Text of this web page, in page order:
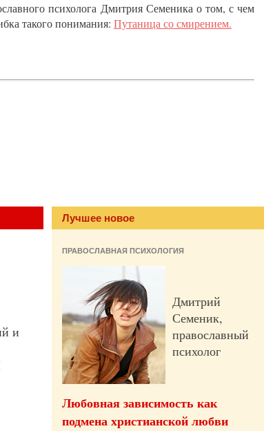
психолога Дмитрия Семеника о том, с чем
такого понимания: Путаница со смирением.
и
Лучшее новое
ПРАВОСЛАВНАЯ ПСИХОЛОГИЯ
Дмитрий
Семеник,
православный
психолог
Любовная зависимость как
подмена христианской любви